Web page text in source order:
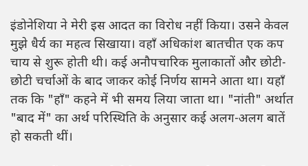
इंडोनेशिया ने मेरी इस आदत का विरोध नहीं किया। उसने केवल
मुझे धैर्य का महत्व सिखाया। वहाँ अधिकांश बातचीत एक कप
चाय से शुरू होती थी। कई अनौपचारिक मुलाकातों और छोटी-
छोटी चर्चाओं के बाद जाकर कोई निर्णय सामने आता था। यहाँ
तक कि "हाँ" कहने में भी समय लिया जाता था। "नांती" अर्थात
"बाद में" का अर्थ परिस्थिति के अनुसार कई अलग-अलग बातें
हो सकती थीं।